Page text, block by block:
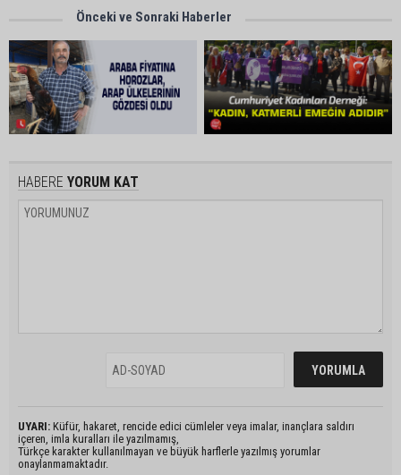
Önceki ve Sonraki Haberler
HABERE YORUM KAT
UYARI: Küfür, hakaret, rencide edici cümleler veya imalar, inançlara saldırı
içeren, imla kuralları ile yazılmamış,
Türkçe karakter kullanılmayan ve büyük harflerle yazılmış yorumlar
onaylanmamaktadır.